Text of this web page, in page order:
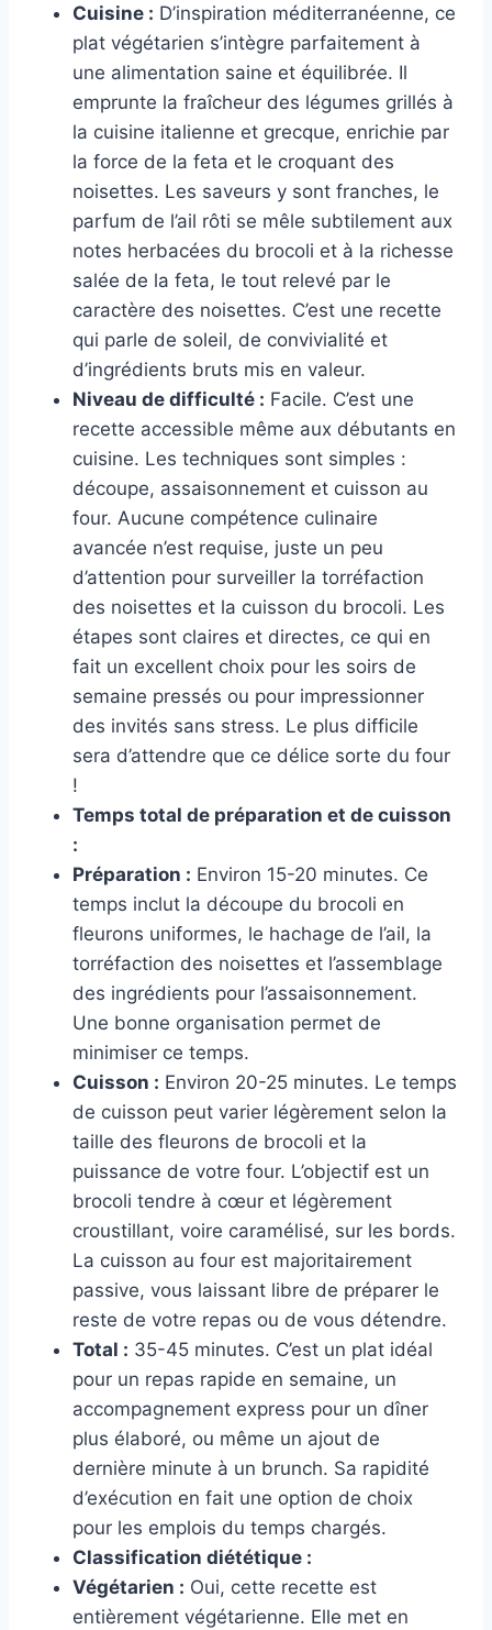
Cuisine : D’inspiration méditerranéenne, ce
plat végétarien s’intègre parfaitement à
une alimentation saine et équilibrée. Il
emprunte la fraîcheur des légumes grillés à
la cuisine italienne et grecque, enrichie par
la force de la feta et le croquant des
noisettes. Les saveurs y sont franches, le
parfum de l’ail rôti se mêle subtilement aux
notes herbacées du brocoli et à la richesse
salée de la feta, le tout relevé par le
caractère des noisettes. C’est une recette
qui parle de soleil, de convivialité et
d’ingrédients bruts mis en valeur.
Niveau de difficulté : Facile. C’est une
recette accessible même aux débutants en
cuisine. Les techniques sont simples :
découpe, assaisonnement et cuisson au
four. Aucune compétence culinaire
avancée n’est requise, juste un peu
d’attention pour surveiller la torréfaction
des noisettes et la cuisson du brocoli. Les
étapes sont claires et directes, ce qui en
fait un excellent choix pour les soirs de
semaine pressés ou pour impressionner
des invités sans stress. Le plus difficile
sera d’attendre que ce délice sorte du four
!
Temps total de préparation et de cuisson
:
Préparation : Environ 15-20 minutes. Ce
temps inclut la découpe du brocoli en
fleurons uniformes, le hachage de l’ail, la
torréfaction des noisettes et l’assemblage
des ingrédients pour l’assaisonnement.
Une bonne organisation permet de
minimiser ce temps.
Cuisson : Environ 20-25 minutes. Le temps
de cuisson peut varier légèrement selon la
taille des fleurons de brocoli et la
puissance de votre four. L’objectif est un
brocoli tendre à cœur et légèrement
croustillant, voire caramélisé, sur les bords.
La cuisson au four est majoritairement
passive, vous laissant libre de préparer le
reste de votre repas ou de vous détendre.
Total : 35-45 minutes. C’est un plat idéal
pour un repas rapide en semaine, un
accompagnement express pour un dîner
plus élaboré, ou même un ajout de
dernière minute à un brunch. Sa rapidité
d’exécution en fait une option de choix
pour les emplois du temps chargés.
Classification diététique :
Végétarien : Oui, cette recette est
entièrement végétarienne. Elle met en